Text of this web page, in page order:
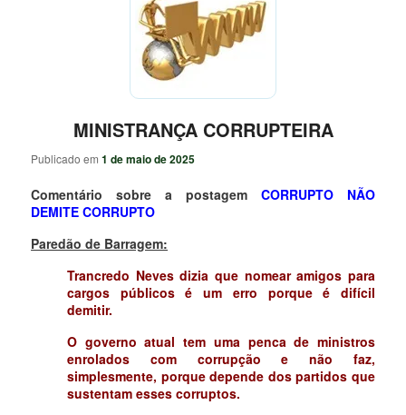
MINISTRANÇA CORRUPTEIRA
Publicado em1 de maio de 2025
Comentário sobre a postagem CORRUPTO NÃO
DEMITE CORRUPTO
Paredão de Barragem:
Trancredo Neves dizia que nomear amigos para
cargos públicos é um erro porque é difícil
demitir.
O governo atual tem uma penca de ministros
enrolados com corrupção e não faz,
simplesmente, porque depende dos partidos que
sustentam esses corruptos.